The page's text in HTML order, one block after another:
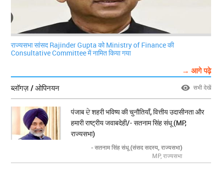
राज्यसभा सांसद Rajinder Gupta को Ministry of Finance की
Consultative Committee में नामित किया गया
→ आगे पढ़े
ब्लॉगज़ / ओपिनयन
सभी देखें
पंजाब ਦੇ शहरी भविष्य की चुनौतियाँ, वित्तीय उदासीनता और
हमारी राष्ट्रीय जवाबदेही/- सतनाम सिंह संधू (MP,
राज्यसभा)
- सतनाम सिंह संधू (संसद सदस्य, राज्यसभा)
MP, राज्यसभा